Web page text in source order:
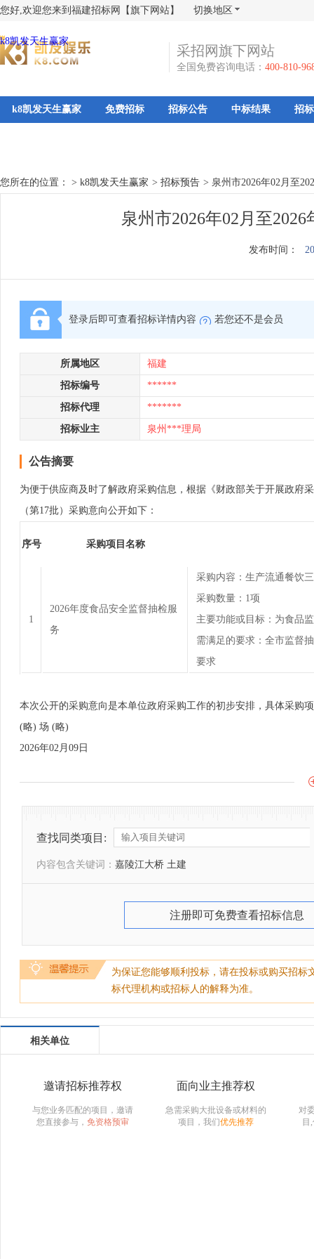
您好,欢迎您来到福建招标网【旗下网站】 切换地区
k8凯发天生赢家
采招网旗下网站
全国免费咨询电话： 400-810-
k8凯发天生赢家 免费招标 招标公告 中标结果 招
您所在的位置： > k8凯发天生赢家 > 招标预告 > 泉州市2026年02月至
泉州市2026年02月至
发布时间：
登录后即可查看招标详情内容 若您还不是会员
所属地区 福建
招标编号 ******
招标代理 *******
招标业主 泉州***理局
公告摘要
为便于供应商及时了解政府采购信息，根据《财政部关于开展政府
（第17批）采购意向公开如下：
序号 采购项目名称
1
2026年度食品安全监督抽检服
务
采购内容：生产流通餐饮
采购数量：1项
主要功能或目标：为食品
需满足的要求：全市监督
要求
本次公开的采购意向是本单位政府采购工作的初步安排，具体采购
(略) 场 (略)
2026年02月09日
查找同类项目:
内容包含关键词： 嘉陵江大桥 土建
注册即可免费查看招标信息
为保证您能够顺利投标，请在投标或购买招
标代理机构或招标人的解释为准。
相关单位
邀请招标推荐权
与您业务匹配的项目，邀请
您直接参与， 免资格预审
面向业主推荐权
急需采购大批设备或材料的
项目，我们优先推荐
对
目